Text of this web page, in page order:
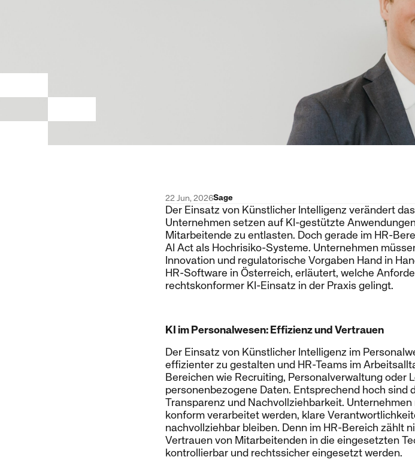
22 Jun, 2026Sage
Der Einsatz von Künstlicher Intelligenz verändert
Unternehmen setzen auf KI-gestützte
Mitarbeitende zu entlasten. Doch gerade im HR-
AI Act als Hochrisiko-Systeme. Unternehmen
Innovation und regulatorische Vorgaben Hand in
HR-Software in Österreich, erläutert, welche
rechtskonformer KI-Einsatz in der Praxis gelingt.
KI im Personalwesen: Effizienz und Vertrauen
Der Einsatz von Künstlicher Intelligenz im
effizienter zu gestalten und HR-Teams im
Bereichen wie Recruiting, Personalverwaltung oder
personenbezogene Daten. Entsprechend hoch sind
Transparenz und Nachvollziehbarkeit.
konform verarbeitet werden, klare
nachvollziehbar bleiben. Denn im HR-Bereich zählt
Vertrauen von Mitarbeitenden in die eingesetzten
kontrollierbar und rechtssicher eingesetzt werden.